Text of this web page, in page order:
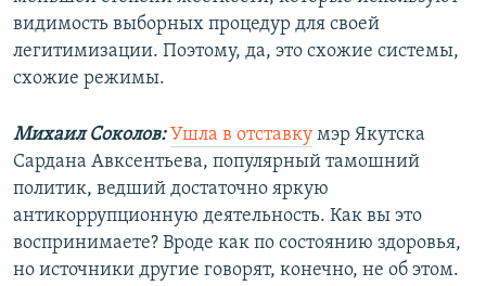
видимость выборных процедур для своей
легитимизации. Поэтому, да, это схожие системы,
схожие режимы.
Михаил Соколов: Ушла в отставку мэр Якутска
Сардана Авксентьева, популярный тамошний
политик, ведший достаточно яркую
антикоррупционную деятельность. Как вы это
воспринимаете? Вроде как по состоянию здоровья,
но источники другие говорят, конечно, не об этом.